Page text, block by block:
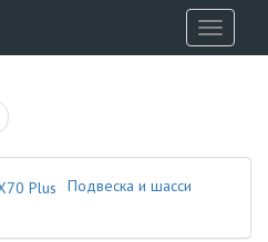
Toggle
Подвеска и шасси